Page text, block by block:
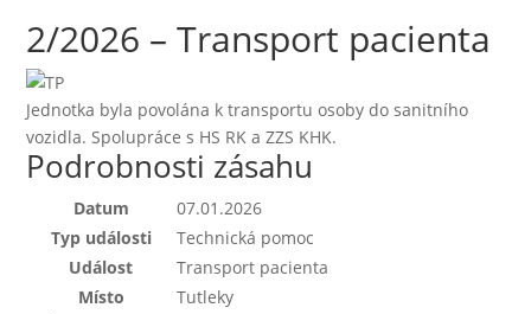
2/2026 – Transport pacienta
Jednotka byla povolána k transportu osoby do sanitního
vozidla. Spolupráce s HS RK a ZZS KHK.
Podrobnosti zásahu
Datum
07.01.2026
Typ události
Technická pomoc
Událost
Transport pacienta
Místo
Tutleky